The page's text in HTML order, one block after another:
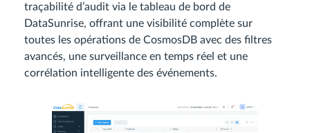
traçabilité d’audit via le tableau de bord de
DataSunrise, offrant une visibilité complète sur
toutes les opérations de CosmosDB avec des filtres
avancés, une surveillance en temps réel et une
corrélation intelligente des événements.